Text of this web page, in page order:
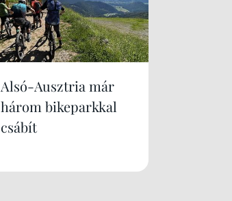
Alsó-Ausztria már
három bikeparkkal
csábít